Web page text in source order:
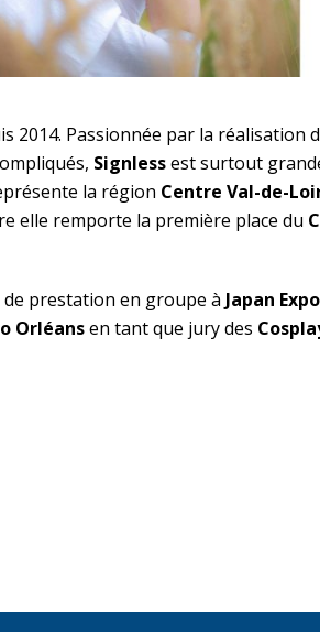
2014. Passionnée par la réalisation
Signlessest surtout
la région Centre Val-de-
elle remporte la première place du
prestation en groupe à Japan
Orléansen tant que jury des